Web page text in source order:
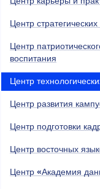
Центр
Центр
воспитания
Центр
Центр развития
Центр подготовки
Центр восточных
Центр «Академия